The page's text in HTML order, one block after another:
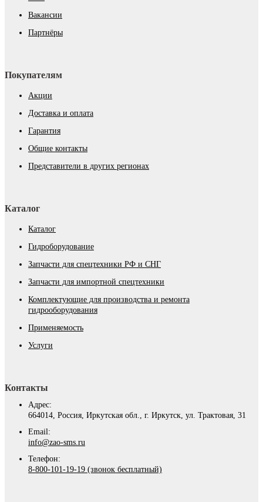
Вакансии
Партнёры
Покупателям
Акции
Доставка и оплата
Гарантия
Общие контакты
Представители в других регионах
Каталог
Каталог
Гидроборудование
Запчасти для спецтехники РФ и СНГ
Запчасти для импортной спецтехники
Комплектующие для производства и ремонта
гидрооборудования
Применяемость
Услуги
Контакты
Адрес:
664014, Россия, Иркутская обл., г. Иркутск, ул. Трактовая, 31
Email:
info@zao-sms.ru
Телефон:
8-800-101-19-19 (звонок бесплатный)